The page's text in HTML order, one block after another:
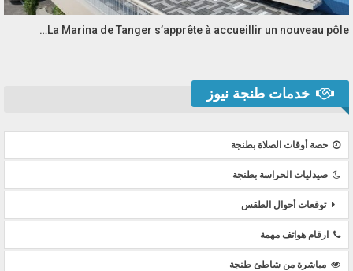
La Marina de Tanger s’apprête à accueillir un nouveau pôle…
خدمات طنجة نيوز
حصة أوقات الصلاة بطنجة
صيدليات الحراسة بطنجة
توقعات أحوال الطقس
ارقام هواتف مهمة
مباشرة من شاطئ طنجة